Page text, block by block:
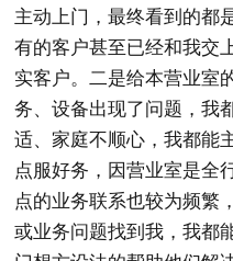
主动上门，最终看到的都
有的客户甚至已经和我交
实客户。二是给本营业室
务、设备出现了问题，我
适、家庭不顺心，我都能
点服好务，因营业室是全
点的业务联系也较为频繁
或业务问题找到我，我都